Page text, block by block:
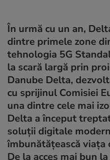
În urmă cu un an,
dintre primele zone
tehnologia 5G
la scară largă prin
Danube Delta,
cu sprijinul Comisiei
una dintre cele mai
Delta a început
soluții digitale
îmbunătățească
De la acces mai bun